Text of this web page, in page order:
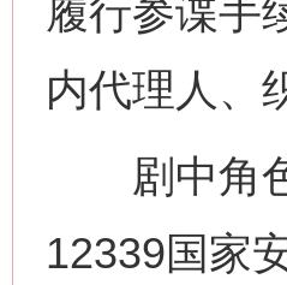
履行参谍手
内代理人、
剧中角色
12339国家